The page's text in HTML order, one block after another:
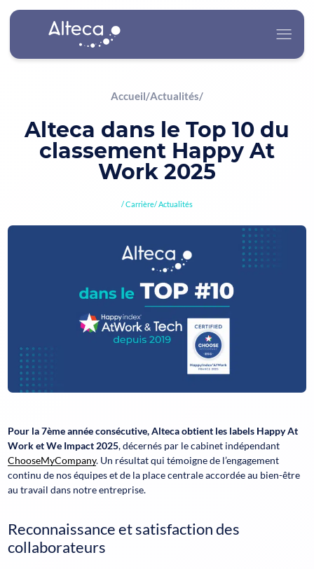
Nos Services
Contact
Accueil/Actualités/
Alteca dans le Top 10 du
classement Happy At
Work 2025
Carrière Actualités
Pour la 7ème année consécutive, Alteca obtient les labels Happy At
Work et We Impact 2025, décernés par le cabinet indépendant
ChooseMyCompany. Un résultat qui témoigne de l’engagement
continu de nos équipes et de la place centrale accordée au bien-être
au travail dans notre entreprise.
Reconnaissance et satisfaction des
collaborateurs